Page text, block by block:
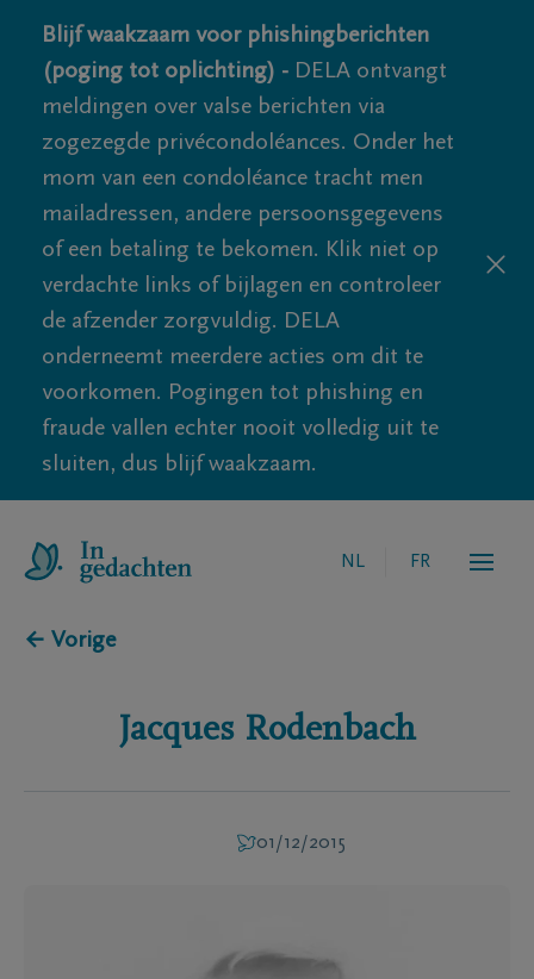
Blijf waakzaam voor phishingberichten
(poging tot oplichting) - DELA ontvangt
meldingen over valse berichten via
zogezegde privécondoléances. Onder het
mom van een condoléance tracht men
mailadressen, andere persoonsgegevens
of een betaling te bekomen. Klik niet op
verdachte links of bijlagen en controleer
de afzender zorgvuldig. DELA
onderneemt meerdere acties om dit te
voorkomen. Pogingen tot phishing en
fraude vallen echter nooit volledig uit te
sluiten, dus blijf waakzaam.
NL FR
← Vorige
Jacques Rodenbach
01/12/2015